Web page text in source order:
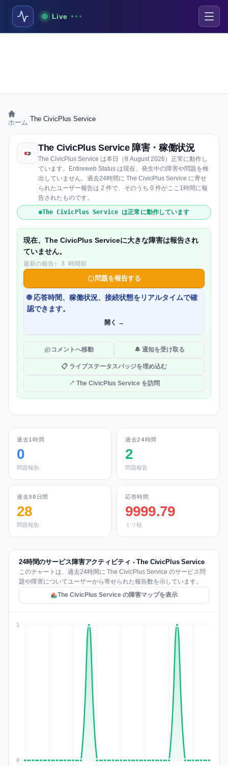
Live
ホーム The CivicPlus Service
The CivicPlus Service 障害・稼働状況
The CivicPlus Service は本日（8 August 2026）正常に動作し
ています。Entireweb Status は現在、発生中の障害や問題を検
出していません。過去24時間に The CivicPlus Service に寄せ
られたユーザー報告は 2 件で、そのうち 0 件がここ1時間に報
告されたものです。
The CivicPlus Service は正常に動作しています
現在、The CivicPlus Serviceに大きな障害は報告され
ていません。
最新の報告: 3 時間前
問題を報告する
🌐 応答時間、稼働状況、接続状態をリアルタイムで確
認できます。
開く →
コメントへ移動 🔔 通知を受け取る
📋 ライブステータスバッジを埋め込む
↗ The CivicPlus Service を訪問
過去1時間
0
問題報告
過去24時間
2
問題報告
過去30日間
28
問題報告
応答時間
9999.79
ミリ秒
24時間のサービス障害アクティビティ - The CivicPlus Service
このチャートは、過去24時間に The CivicPlus Service のサービス問
題や障害についてユーザーから寄せられた報告数を示しています。
The CivicPlus Service の障害マップを表示